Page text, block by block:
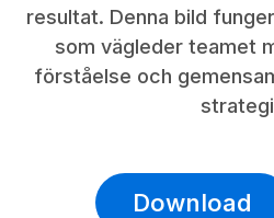
resultat. Denna bild
som vägleder teamet
förståelse och
Download